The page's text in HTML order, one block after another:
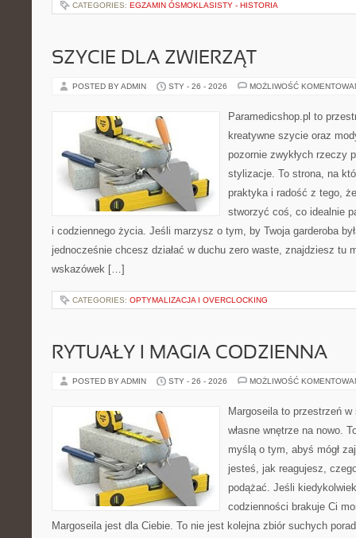
CATEGORIES: EGZAMIN ÓSMOKLASISTY - HISTORIA
SZYCIE DLA ZWIERZĄT
POSTED BY ADMIN STY - 26 - 2026 MOŻLIWOŚĆ
Paramedicshop.pl to
kreatywne szycie oraz
pozornie zwykłych rzeczy
stylizacje. To strona, na
praktyka i radość z tego,
stworzyć coś, co idealnie
i codziennego życia. Jeśli marzysz o tym, by Twoja garderoba
jednocześnie chcesz działać w duchu zero waste, znajdziesz tu
wskazówek […]
CATEGORIES: OPTYMALIZACJA I OVERCLOCKING
RYTUAŁY I MAGIA CODZIENNA
POSTED BY ADMIN STY - 26 - 2026 MOŻLIWOŚĆ
Margoseila to przestrzeń
własne wnętrze na nowo.
myślą o tym, abyś mógł
jesteś, jak reagujesz,
podążać. Jeśli
codzienności brakuje Ci
Margoseila jest dla Ciebie. To nie jest kolejna zbiór suchych